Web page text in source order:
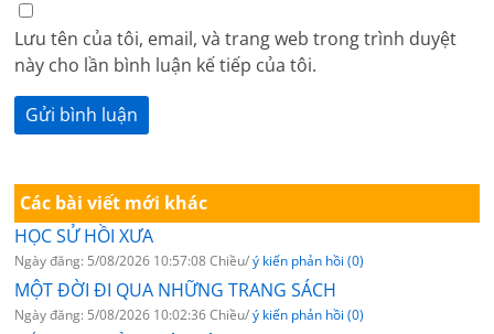
Lưu tên của tôi, email, và trang web trong trình duyệt
này cho lần bình luận kế tiếp của tôi.
Các bài viết mới khác
HỌC SỬ HỒI XƯA
Ngày đăng: 5/08/2026 10:57:08 Chiều/ý kiến phản hồi (0)
MỘT ĐỜI ĐI QUA NHỮNG TRANG SÁCH
Ngày đăng: 5/08/2026 10:02:36 Chiều/ý kiến phản hồi (0)